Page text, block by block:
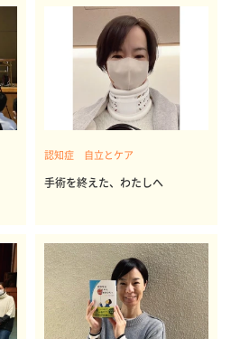
認知症 自立とケア
手術を終えた、わたしへ